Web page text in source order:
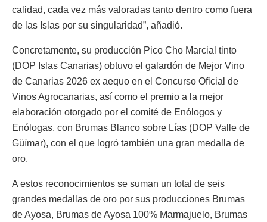
calidad, cada vez más valoradas tanto dentro como fuera
de las Islas por su singularidad”, añadió.
Concretamente, su producción Pico Cho Marcial tinto
(DOP Islas Canarias) obtuvo el galardón de Mejor Vino
de Canarias 2026 ex aequo en el Concurso Oficial de
Vinos Agrocanarias, así como el premio a la mejor
elaboración otorgado por el comité de Enólogos y
Enólogas, con Brumas Blanco sobre Lías (DOP Valle de
Güímar), con el que logró también una gran medalla de
oro.
A estos reconocimientos se suman un total de seis
grandes medallas de oro por sus producciones Brumas
de Ayosa, Brumas de Ayosa 100% Marmajuelo, Brumas